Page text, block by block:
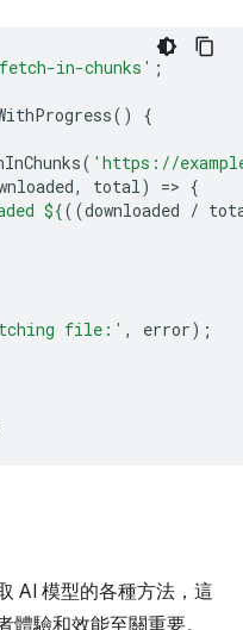
in-chunks' ;
()
{
( 'https://
, total) => {
${((downloaded /
file:' , error);
AI 模型的各種方法，這